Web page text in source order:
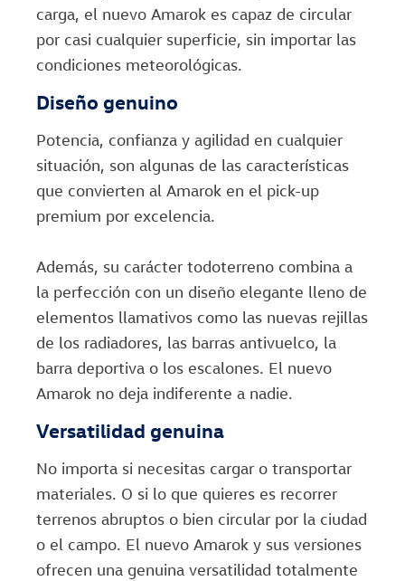
carga, el nuevo Amarok es capaz de circular
por casi cualquier superficie, sin importar las
condiciones meteorológicas.
Diseño genuino
Potencia, confianza y agilidad en cualquier
situación, son algunas de las características
que convierten al Amarok en el pick-up
premium por excelencia.
Además, su carácter todoterreno combina a
la perfección con un diseño elegante lleno de
elementos llamativos como las nuevas rejillas
de los radiadores, las barras antivuelco, la
barra deportiva o los escalones. El nuevo
Amarok no deja indiferente a nadie.
Versatilidad genuina
No importa si necesitas cargar o transportar
materiales. O si lo que quieres es recorrer
terrenos abruptos o bien circular por la ciudad
o el campo. El nuevo Amarok y sus versiones
ofrecen una genuina versatilidad totalmente